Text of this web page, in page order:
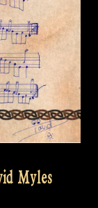
Myles